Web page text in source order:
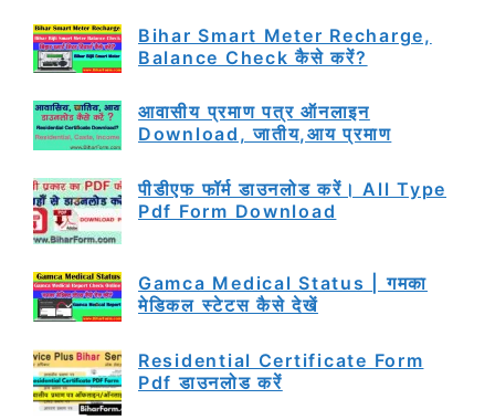
Bihar Smart Meter Recharge,
Balance Check कैसे करें?
आवासीय प्रमाण पत्र ऑनलाइन
Download, जातीय,आय प्रमाण
पीडीएफ फॉर्म डाउनलोड करें। All Type
Pdf Form Download
Gamca Medical Status | गमका
मेडिकल स्टेटस कैसे देखें
Residential Certificate Form
Pdf डाउनलोड करें